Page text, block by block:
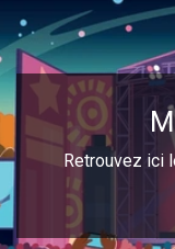
Retrouvez ici